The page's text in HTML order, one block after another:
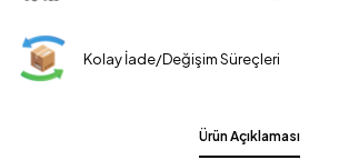
Kolay İade/Değişim Süreçleri
Ürün Açıklaması